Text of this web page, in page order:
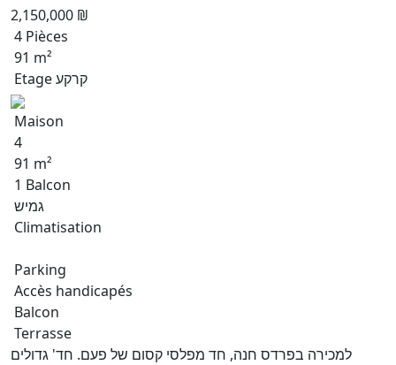
2,150,000 ₪
4 Pièces
91 m²
Etage קרקע
Maison
4
91 m²
1 Balcon
גמיש
Climatisation
Parking
Accès handicapés
Balcon
Terrasse
למכירה בפרדס חנה, חד מפלסי קסום של פעם. חד' גדולים